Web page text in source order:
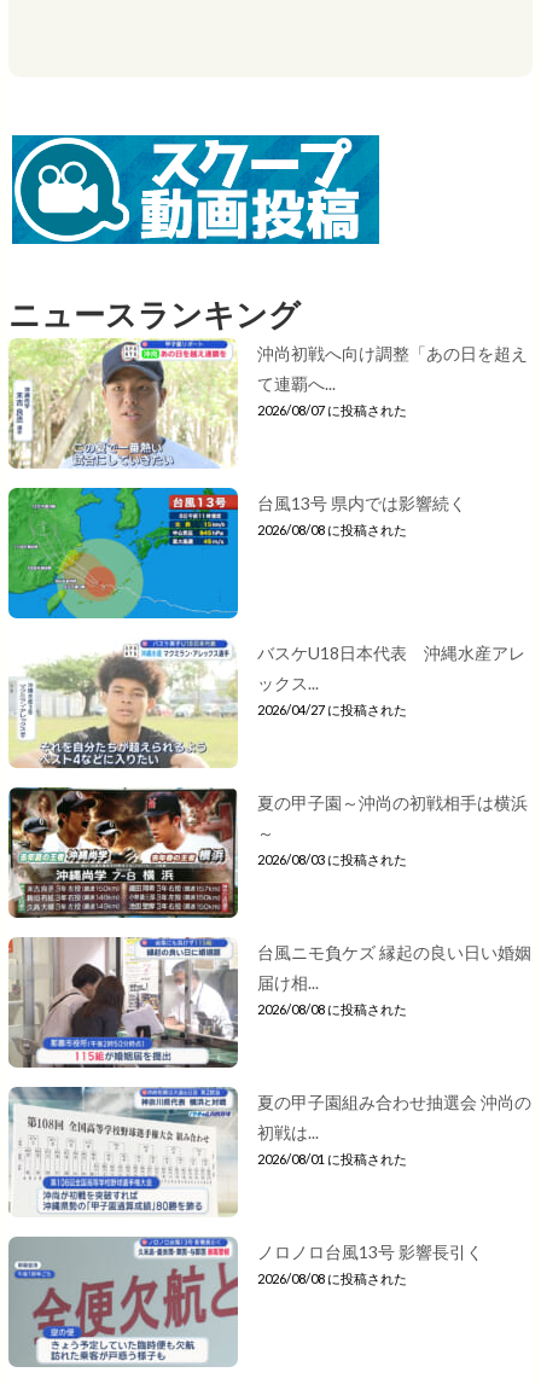
ニュースランキング
沖尚初戦へ向け調整「あの日を超え
て連覇へ...
2026/08/07 に投稿された
台風13号 県内では影響続く
2026/08/08 に投稿された
バスケU18日本代表 沖縄水産アレ
ックス...
2026/04/27 に投稿された
夏の甲子園～沖尚の初戦相手は横浜
～
2026/08/03 に投稿された
台風ニモ負ケズ 縁起の良い日い婚姻
届け相...
2026/08/08 に投稿された
夏の甲子園組み合わせ抽選会 沖尚の
初戦は...
2026/08/01 に投稿された
ノロノロ台風13号 影響長引く
2026/08/08 に投稿された